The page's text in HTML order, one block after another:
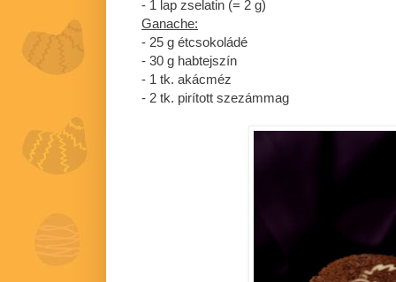
- 1 lap zselatin (= 2 g)
Ganache:
- 25 g étcsokoládé
- 30 g habtejszín
- 1 tk. akácméz
- 2 tk. pirított szezámmag